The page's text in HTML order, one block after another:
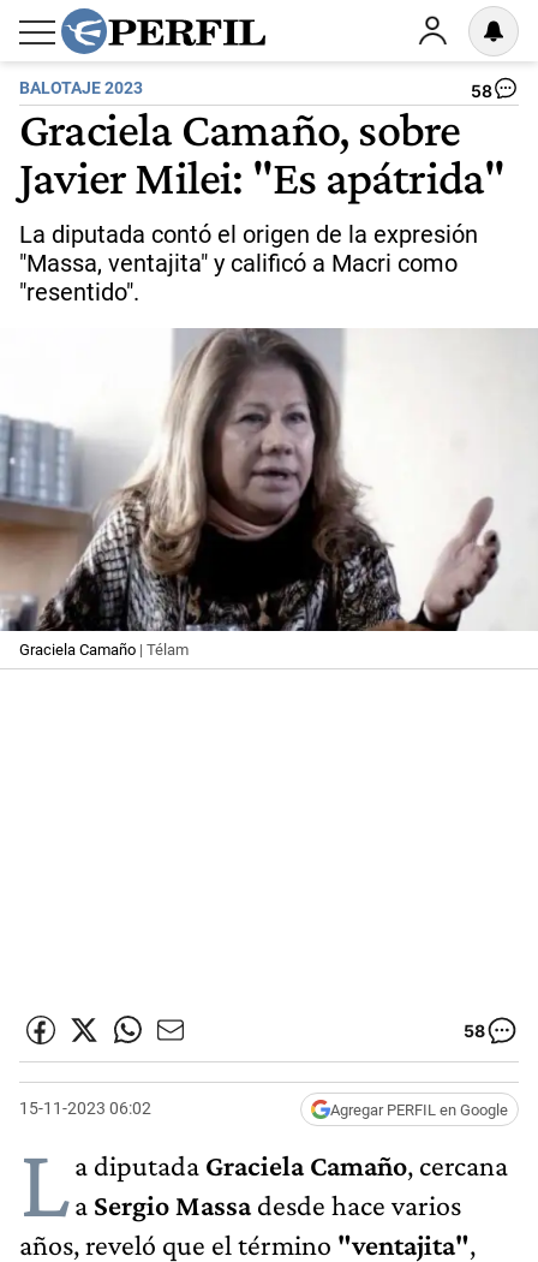
BALOTAJE 2023 58
Graciela Camaño, sobre
Javier Milei: "Es apátrida"
La diputada contó el origen de la expresión
"Massa, ventajita" y calificó a Macri como
"resentido".
Graciela Camaño | Télam
58
15-11-2023 06:02 Agregar PERFIL en Google
La diputada Graciela Camaño, cercana
a Sergio Massadesde hace varios
años, reveló que el término "ventajita",